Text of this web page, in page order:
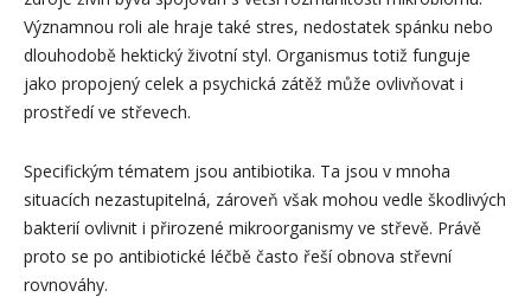
Významnou roli ale hraje také stres, nedostatek spánku nebo
dlouhodobě hektický životní styl. Organismus totiž funguje
jako propojený celek a psychická zátěž může ovlivňovat i
prostředí ve střevech.
Specifickým tématem jsou antibiotika. Ta jsou v mnoha
situacích nezastupitelná, zároveň však mohou vedle škodlivých
bakterií ovlivnit i přirozené mikroorganismy ve střevě. Právě
proto se po antibiotické léčbě často řeší obnova střevní
rovnováhy.